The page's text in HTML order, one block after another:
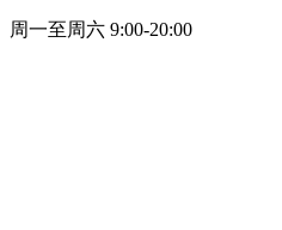
周一至周六 9:00-20:00